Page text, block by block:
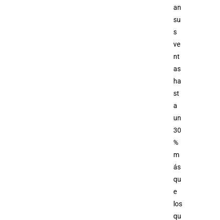
an
su
s
ve
nt
as
ha
st
a
un
30
%
m
ás
qu
e
los
qu